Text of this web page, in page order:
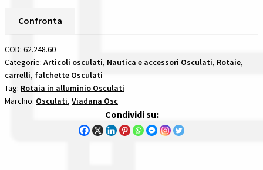
I nostri negozi
Riepilogo ordine
Spedizioni in europa
62.248.60
quantità
Confronta
COD: 62.248.60
Categorie: Articoli osculati, Nautica e accessori Osculati, Rotaie,
carrelli, falchette Osculati
Tag: Rotaia in alluminio Osculati
Marchio: Osculati, Viadana Osc
Condividi su: